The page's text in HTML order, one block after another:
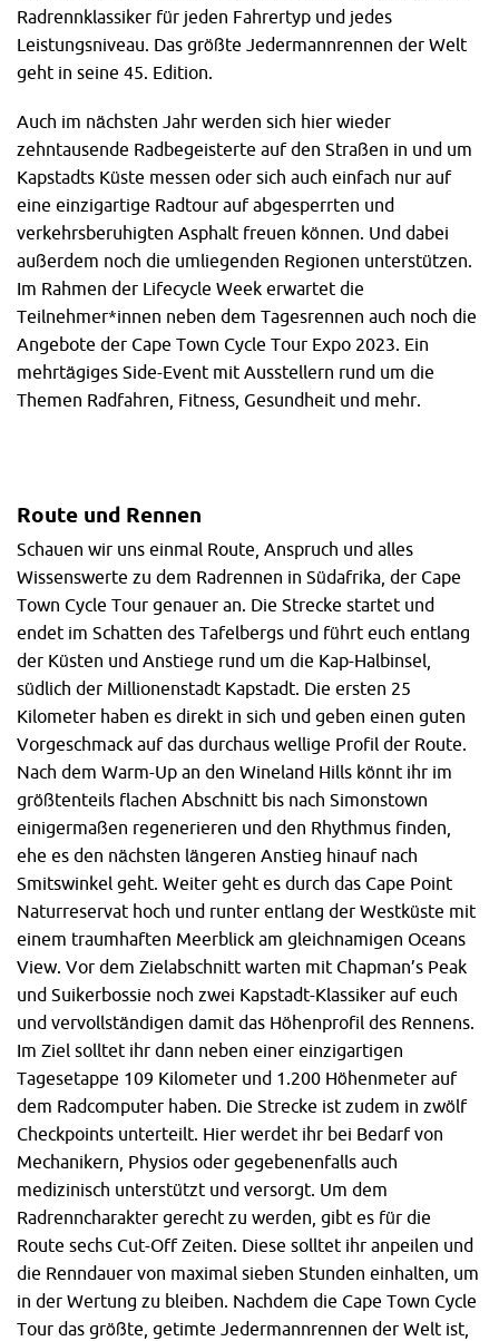
Radrennklassiker für jeden Fahrertyp und jedes
Leistungsniveau. Das größte Jedermannrennen der Welt
geht in seine 45. Edition.
Auch im nächsten Jahr werden sich hier wieder
zehntausende Radbegeisterte auf den Straßen in und um
Kapstadts Küste messen oder sich auch einfach nur auf
eine einzigartige Radtour auf abgesperrten und
verkehrsberuhigten Asphalt freuen können. Und dabei
außerdem noch die umliegenden Regionen unterstützen.
Im Rahmen der Lifecycle Week erwartet die
Teilnehmer*innen neben dem Tagesrennen auch noch die
Angebote der Cape Town Cycle Tour Expo 2023. Ein
mehrtägiges Side-Event mit Ausstellern rund um die
Themen Radfahren, Fitness, Gesundheit und mehr.
Route und Rennen
Schauen wir uns einmal Route, Anspruch und alles
Wissenswerte zu dem Radrennen in Südafrika, der Cape
Town Cycle Tour genauer an. Die Strecke startet und
endet im Schatten des Tafelbergs und führt euch entlang
der Küsten und Anstiege rund um die Kap-Halbinsel,
südlich der Millionenstadt Kapstadt. Die ersten 25
Kilometer haben es direkt in sich und geben einen guten
Vorgeschmack auf das durchaus wellige Profil der Route.
Nach dem Warm-Up an den Wineland Hills könnt ihr im
größtenteils flachen Abschnitt bis nach Simonstown
einigermaßen regenerieren und den Rhythmus finden,
ehe es den nächsten längeren Anstieg hinauf nach
Smitswinkel geht. Weiter geht es durch das Cape Point
Naturreservat hoch und runter entlang der Westküste mit
einem traumhaften Meerblick am gleichnamigen Oceans
View. Vor dem Zielabschnitt warten mit Chapman’s Peak
und Suikerbossie noch zwei Kapstadt-Klassiker auf euch
und vervollständigen damit das Höhenprofil des Rennens.
Im Ziel solltet ihr dann neben einer einzigartigen
Tagesetappe 109 Kilometer und 1.200 Höhenmeter auf
dem Radcomputer haben. Die Strecke ist zudem in zwölf
Checkpoints unterteilt. Hier werdet ihr bei Bedarf von
Mechanikern, Physios oder gegebenenfalls auch
medizinisch unterstützt und versorgt. Um dem
Radrenncharakter gerecht zu werden, gibt es für die
Route sechs Cut-Off Zeiten. Diese solltet ihr anpeilen und
die Renndauer von maximal sieben Stunden einhalten, um
in der Wertung zu bleiben. Nachdem die Cape Town Cycle
Tour das größte, getimte Jedermannrennen der Welt ist,